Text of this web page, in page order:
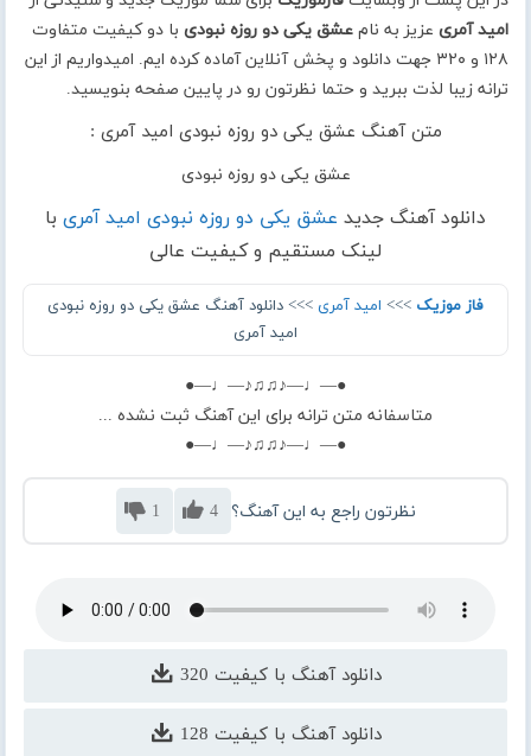
امید آمری عزیز به نامعشق یکی دو روزه نبودی با دو کیفیت متفاوت
۱۲۸ و ۳۲۰ جهت دانلود و پخش آنلاین آماده کرده ایم. امیدواریم از این
ترانه زیبا لذت ببرید و حتما نظرتون رو در پایین صفحه بنویسید.
متن آهنگ عشق یکی دو روزه نبودی امید آمری :
عشق یکی دو روزه نبودی
دانلود آهنگ جدید عشق یکی دو روزه نبودی امید آمری با
لینک مستقیم و کیفیت عالی
فاز موزیک >>> امید آمری >>> دانلود آهنگ عشق یکی دو روزه نبودی
امید آمری
●—♩—♪♫♫♪—♩—●
متاسفانه متن ترانه برای این آهنگ ثبت نشده ...
●—♩—♪♫♫♪—♩—●
نظرتون راجع به این آهنگ؟ 4
1
دانلود آهنگ با کیفیت 320
دانلود آهنگ با کیفیت 128